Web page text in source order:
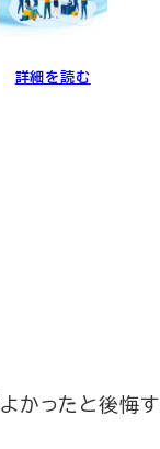
詳細を読む
ったと後悔す